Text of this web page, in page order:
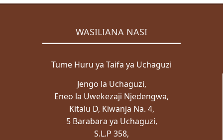
WASILIANA NASI
Tume Huru ya Taifa ya Uchaguzi
Jengo la Uchaguzi,
Eneo la Uwekezaji Njedengwa,
Kitalu D, Kiwanja Na. 4,
5 Barabara ya Uchaguzi,
S.L.P 358,